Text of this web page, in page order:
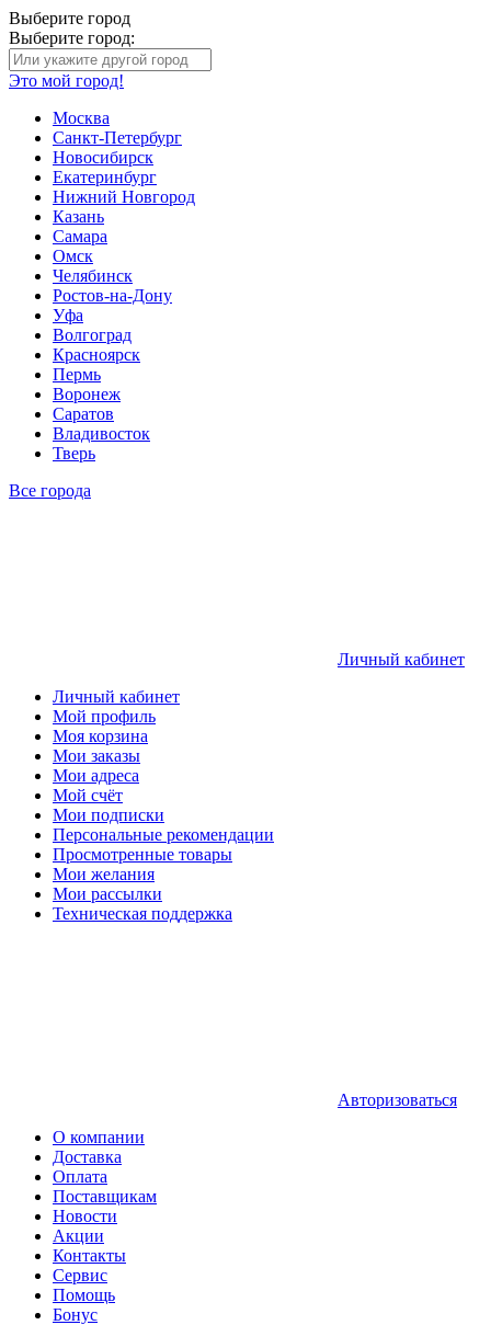
Выберите город
Выберите город:
Это мой город!
Москва
Санкт-Петербург
Новосибирск
Екатеринбург
Нижний Новгород
Казань
Самара
Омск
Челябинск
Ростов-на-Дону
Уфа
Волгоград
Красноярск
Пермь
Воронеж
Саратов
Владивосток
Тверь
Все города
Личный кабинет
Личный кабинет
Мой профиль
Моя корзина
Мои заказы
Мои адреса
Мой счёт
Мои подписки
Персональные рекомендации
Просмотренные товары
Мои желания
Мои рассылки
Техническая поддержка
Авторизоваться
О компании
Доставка
Оплата
Поставщикам
Новости
Акции
Контакты
Сервис
Помощь
Бонус